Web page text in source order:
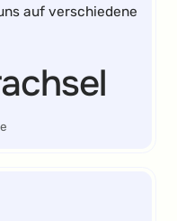
auf verschiedene